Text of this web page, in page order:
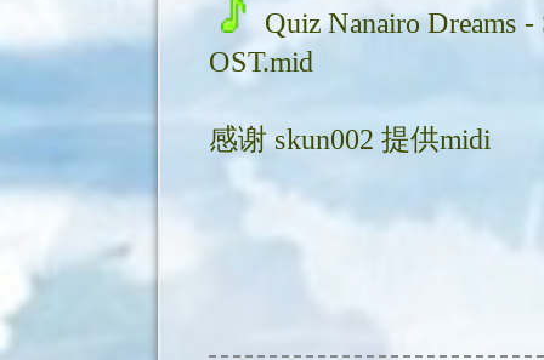
Quiz Nanairo Dreams
OST.mid
感谢 skun002 提供midi